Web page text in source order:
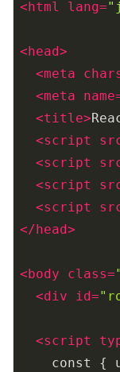
<html lang=
<head>
<meta
<meta name
<title>
<script
<script
<script
<script
</head>
<body class=
<div id=
<script
const {